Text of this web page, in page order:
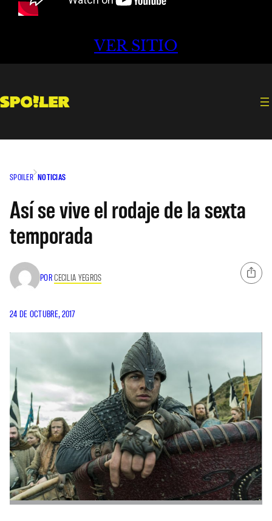
VER SITIO
SPOILER NOTICIAS
Así se vive el rodaje de la sexta
temporada
PORCECILIA YEGROS
24 DE OCTUBRE, 2017